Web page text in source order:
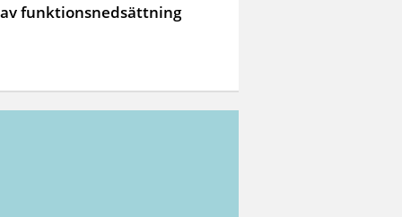
funktionsnedsättning